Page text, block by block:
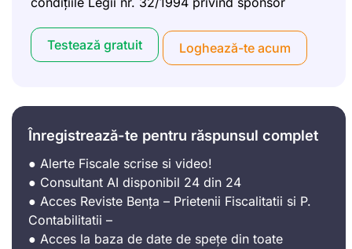
Testează gratuit Loghează-te acum
Înregistrează-te pentru răspunsul complet
● Alerte Fiscale scrise si video!
● Consultant AI disponibil 24 din 24
● Acces Reviste Bența – Prietenii Fiscalitatii si P.
Contabilitatii –
● Acces la baza de date de spețe din toate